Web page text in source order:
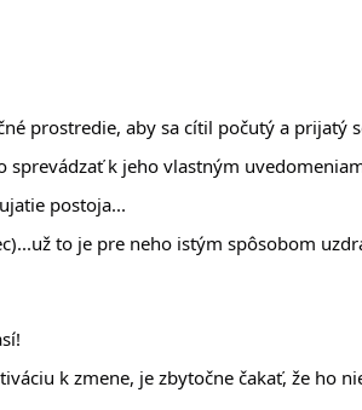
prostredie, aby sa cítil počutý a prijatý
sprevádzať k jeho vlastným
postoja...
to je pre neho istým spôsobom
k zmene, je zbytočne čakať, že ho